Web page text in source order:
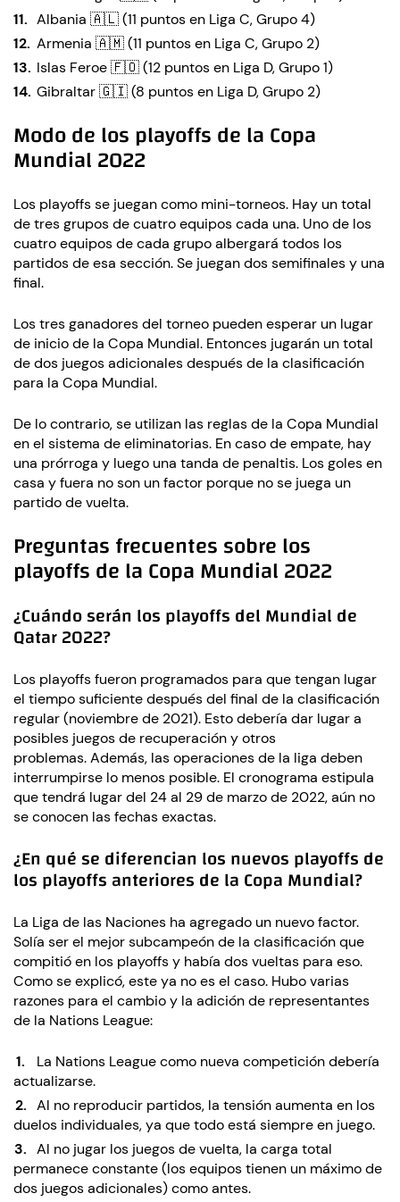
Albania 🇦🇱 (11 puntos en Liga C, Grupo 4)
Armenia 🇦🇲 (11 puntos en Liga C, Grupo 2)
Islas Feroe 🇫🇴 (12 puntos en Liga D, Grupo 1)
Gibraltar 🇬🇮 (8 puntos en Liga D, Grupo 2)
Modo de los playoffs de la Copa
Mundial 2022
Los playoffs se juegan como mini-torneos. Hay un total
de tres grupos de cuatro equipos cada una. Uno de los
cuatro equipos de cada grupo albergará todos los
partidos de esa sección. Se juegan dos semifinales y una
final.
Los tres ganadores del torneo pueden esperar un lugar
de inicio de la Copa Mundial. Entonces jugarán un total
de dos juegos adicionales después de la clasificación
para la Copa Mundial.
De lo contrario, se utilizan las reglas de la Copa Mundial
en el sistema de eliminatorias. En caso de empate, hay
una prórroga y luego una tanda de penaltis. Los goles en
casa y fuera no son un factor porque no se juega un
partido de vuelta.
Preguntas frecuentes sobre los
playoffs de la Copa Mundial 2022
¿Cuándo serán los playoffs del Mundial de
Qatar 2022?
Los playoffs fueron programados para que tengan lugar
el tiempo suficiente después del final de la clasificación
regular (noviembre de 2021). Esto debería dar lugar a
posibles juegos de recuperación y otros
problemas. Además, las operaciones de la liga deben
interrumpirse lo menos posible. El cronograma estipula
que tendrá lugar del 24 al 29 de marzo de 2022, aún no
se conocen las fechas exactas.
¿En qué se diferencian los nuevos playoffs de
los playoffs anteriores de la Copa Mundial?
La Liga de las Naciones ha agregado un nuevo factor.
Solía ​​ser el mejor subcampeón de la clasificación que
compitió en los playoffs y había dos vueltas para eso.
Como se explicó, este ya no es el caso. Hubo varias
razones para el cambio y la adición de representantes
de la Nations League:
La Nations League como nueva competición debería
actualizarse.
Al no reproducir partidos, la tensión aumenta en los
duelos individuales, ya que todo está siempre en juego.
Al no jugar los juegos de vuelta, la carga total
permanece constante (los equipos tienen un máximo de
dos juegos adicionales) como antes.